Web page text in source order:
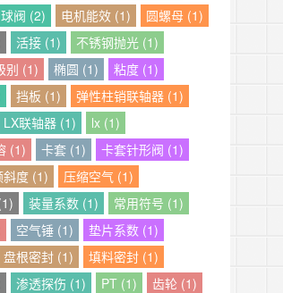
球阀 (2) 电机能效 (1)
圆螺母 (1)
活接 (1)
不锈钢抛光 (1)
别 (1)
椭圆 (1)
粘度 (1)
挡板 (1)
弹性柱销联轴器 (1)
LX联轴器 (1)
lx (1)
(1)
卡套 (1)
卡套针形阀 (1)
斜度 (1)
压缩空气 (1)
装量系数 (1)
常用符号 (1)
空气锤 (1)
垫片系数 (1)
盘根密封 (1)
填料密封 (1)
渗透探伤 (1) PT (1) 齿轮 (1)